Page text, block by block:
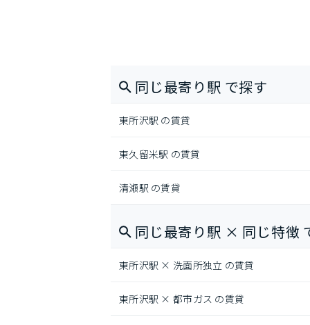
同じ最寄り駅 で探す
東所沢駅 の賃貸
東久留米駅 の賃貸
清瀬駅 の賃貸
同じ最寄り駅 × 同じ特徴
東所沢駅 × 洗面所独立 の賃貸
東所沢駅 × 都市ガス の賃貸